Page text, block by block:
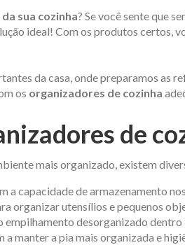
sua cozinha? Se você sente que
ideal! Com os produtos certos,
da casa, onde preparamos as
os organizadores de cozinha
de
mais organizado, existem
a capacidade de armazenamento
organizar utensílios e pequenos
empilhamento desorganizado dentro
a manter a pia mais organizada e